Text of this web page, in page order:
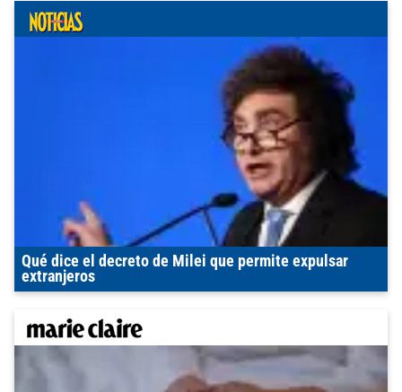
Qué dice el decreto de Milei que permite expulsar
extranjeros